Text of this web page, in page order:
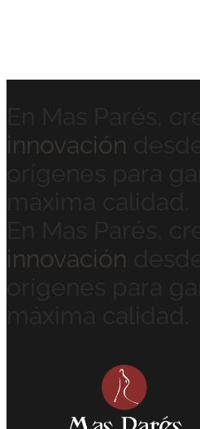
innovación
innovación